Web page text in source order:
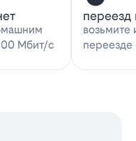
Мбит/с
переезд
возьмите
переезде